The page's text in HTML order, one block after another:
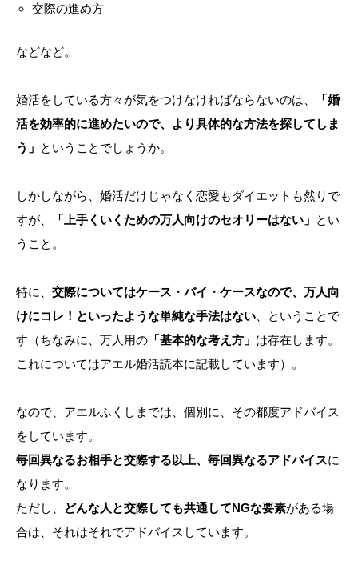
交際の進め方
などなど。
婚活をしている方々が気をつけなければならないのは、
「婚
活を効率的に進めたいので、より具体的な方法を探してしま
う」 ということでしょうか。
しかしながら、婚活だけじゃなく恋愛もダイエットも然りで
すが、
「上手くいくための万人向けのセオリーはない」 とい
うこと。
特に、 交際についてはケース・バイ・ケースなので、万人向
けにコレ！といったような単純な手法はない 、ということで
す（ちなみに、万人用の 「基本的な考え方」 は存在します。
これについてはアエル婚活読本に記載しています）。
なので、アエルふくしまでは、個別に、その都度アドバイス
をしています。
毎回異なるお相手と交際する以上、毎回異なるアドバイスに
なります。
ただし、
どんな人と交際しても共通してNGな要素がある場
合は、それはそれでアドバイスしています。